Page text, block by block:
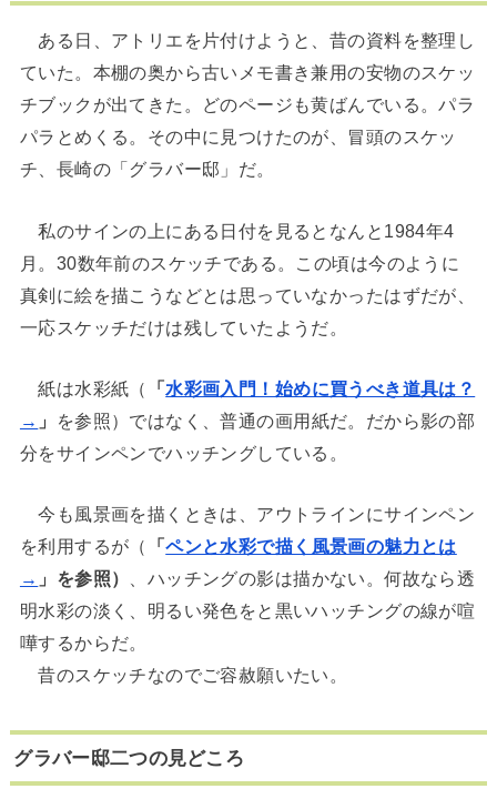
ある日、アトリエを片付けようと、昔の資料を整理し
ていた。本棚の奥から古いメモ書き兼用の安物のスケッ
チブックが出てきた。どのページも黄ばんでいる。パラ
パラとめくる。その中に見つけたのが、冒頭のスケッ
チ、長崎の「グラバー邸」だ。
私のサインの上にある日付を見るとなんと1984年4
月。30数年前のスケッチである。この頃は今のように
真剣に絵を描こうなどとは思っていなかったはずだが、
一応スケッチだけは残していたようだ。
紙は水彩紙（ 「水彩画入門！始めに買うべき道具は？
→ 」
を参照）ではなく、普通の画用紙だ。だから影の部
分をサインペンでハッチングしている。
今も風景画を描くときは、アウトラインにサインペン
を利用するが（
「ペンと水彩で描く風景画の魅力とは
→ 」を参照）
、ハッチングの影は描かない。何故なら透
明水彩の淡く、明るい発色をと黒いハッチングの線が喧
嘩するからだ。
昔のスケッチなのでご容赦願いたい。
グラバー邸二つの見どころ